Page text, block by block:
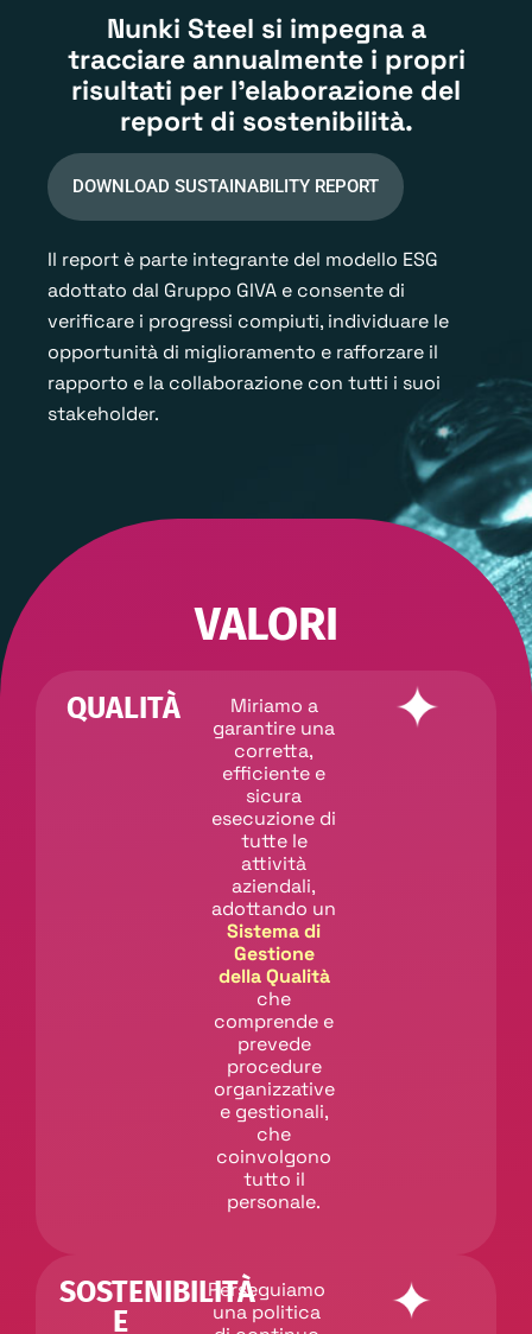
Nunki Steel si impegna a
tracciare annualmente i propri
risultati per l’elaborazione del
report di sostenibilità.
DOWNLOAD SUSTAINABILITY REPORT
Il report è parte integrante del modello ESG
adottato dal Gruppo GIVA e consente di
verificare i progressi compiuti, individuare le
opportunità di miglioramento e rafforzare il
rapporto e la collaborazione con tutti i suoi
stakeholder.
VALORI
QUALITÀ
Miriamo a
garantire una
corretta,
efficiente e
sicura
esecuzione di
tutte le
attività
aziendali,
adottando un
Sistema di
Gestione
della Qualità
che
comprende e
prevede
procedure
organizzative
e gestionali,
che
coinvolgono
tutto il
personale.
SOSTENIBILITÀ
E
Perseguiamo
una politica